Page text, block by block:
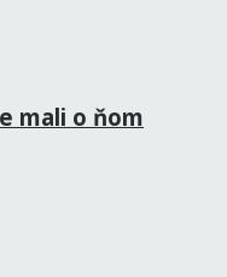
mali o ňom